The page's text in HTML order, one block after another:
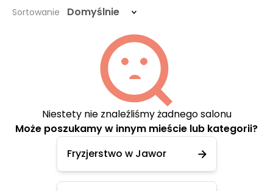
Sortowanie Domyślnie
Niestety nie znaleźliśmy żadnego salonu
Może poszukamy w innym mieście lub kategorii?
Fryzjerstwo w Jawor